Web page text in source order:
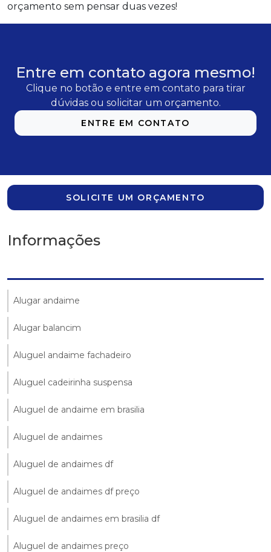
orçamento sem pensar duas vezes!
Entre em contato agora mesmo!
Clique no botão e entre em contato para tirar
dúvidas ou solicitar um orçamento.
ENTRE EM CONTATO
SOLICITE UM ORÇAMENTO
Informações
Alugar andaime
Alugar balancim
Aluguel andaime fachadeiro
Aluguel cadeirinha suspensa
Aluguel de andaime em brasilia
Aluguel de andaimes
Aluguel de andaimes df
Aluguel de andaimes df preço
Aluguel de andaimes em brasilia df
Aluguel de andaimes preço